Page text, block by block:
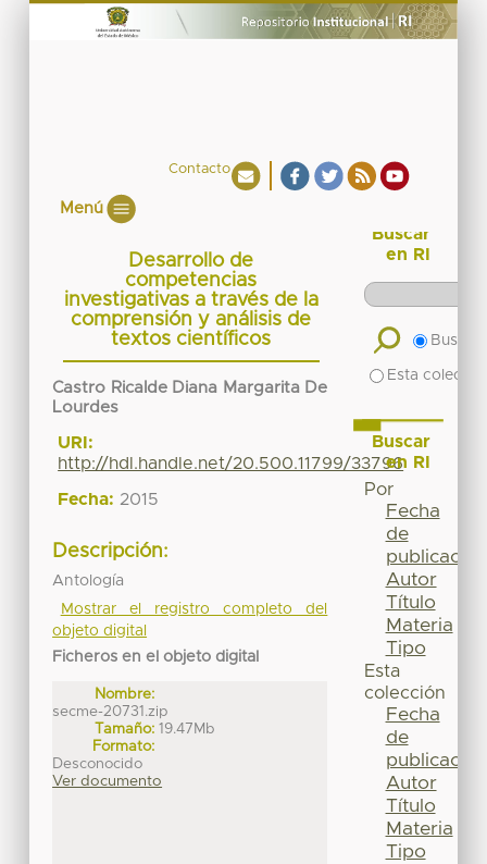
Contacto
Menú
Desarrollo de
competencias
investigativas a través de la
comprensión y análisis de
textos científicos
Castro Ricalde Diana Margarita De
Lourdes
URI:
http://hdl.handle.net/20.500.11799/33796
Fecha: 2015
Descripción:
Antología
Mostrar el registro completo del
objeto digital
Ficheros en el objeto digital
Nombre:
secme-20731.zip
Tamaño: 19.47Mb
Formato:
Desconocido
Ver documento
Buscar
en RI
Buscar
Esta
Buscar
en RI
Por
Fecha
de
publicación
Autor
Título
Materia
Tipo
Esta
colección
Fecha
de
publicación
Autor
Título
Materia
Tipo